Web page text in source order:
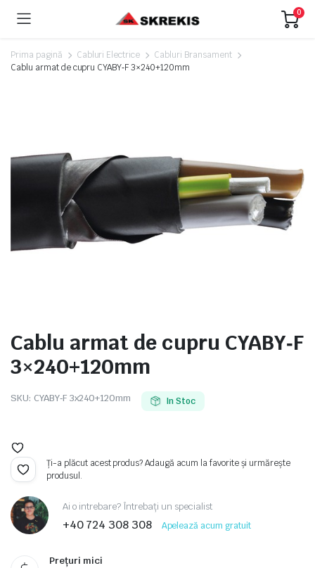
0
Prima pagină Cabluri Electrice
Cabluri Bransament
Cablu armat de cupru CYABY‑F 3×240+120mm
Cablu armat de cupru CYABY‑F
3×240+120mm
SKU: CYABY‑F 3x240+120mm In Stoc
Ți-a plăcut acest produs? Adaugă acum la favorite și urmărește
produsul.
Ai o intrebare? Întrebați un specialist
+40 724 308 308 Apelează acum gratuit
Prețuri mici